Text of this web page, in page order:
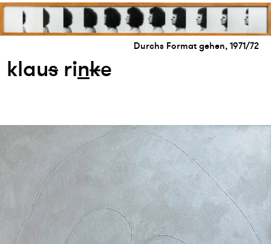
Durchs Format gehen, 1971/72
klausrinke